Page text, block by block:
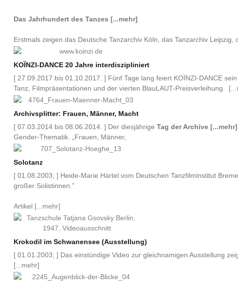
Das Jahrhundert des Tanzes [...mehr]
Erstmals zeigen das Deutsche Tanzarchiv Köln, das Tanzarchiv
KOÏNZI-DANCE 20 Jahre interdiszipliniert
[ 27.09.2017 bis 01.10.2017. ] Fünf Tage lang feiert KOÏNZI-DANCE
Tanz, Filmpräsentationen und der vierten BlauLAUT-Preisverleihung.
Archivsplitter: Frauen, Männer, Macht
[ 07.03.2014 bis 08.06.2014. ] Der diesjährige Tag der Archive [...mehr]
Gender-Thematik. „Frauen, Männer,
Solotanz
[ 01.08.2003; ] Heide-Marie Härtel vom Deutschen Tanzfilminstitut
großer Solistinnen.”
Artikel [...mehr]
Krokodil im Schwanensee (Ausstellung)
[ 01.01.2003; ] Das einstündige Video zur gleichnamigen Ausstellung
[...mehr]